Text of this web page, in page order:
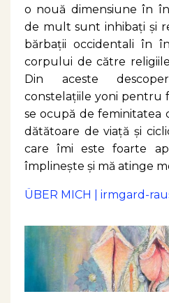
o nouă dimensiune în
de mult sunt inhibați și
bărbații occidentali în
corpului de către
Din aceste
constelațiile yoni pentru
se ocupă de feminitatea
dătătoare de viață și
care îmi este foarte
împlinește și mă atinge
ÜBER MICH | irmgard-